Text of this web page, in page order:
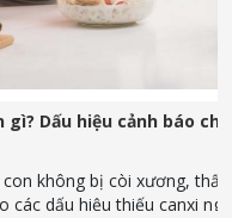
hiệu cảnh báo cho mẹ
bị còi xương, thấp còi
hiệu thiếu canxi nguy